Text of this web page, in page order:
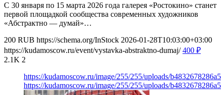
С 30 января по 15 марта 2026 года галерея «Ростокино» станет
первой площадкой сообщества современных художников
«Абстрактно — думай»…
200 RUB https://schema.org/InStock 2026-01-28T10:03:00+03:00
https://kudamoscow.ru/event/vystavka-abstraktno-dumaj/ 400 ₽
2.1K 2
https://kudamoscow.ru/image/255/255/uploads/
https://kudamoscow.ru/image/255/255/uploads/